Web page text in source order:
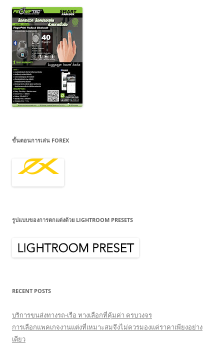
ขั้นตอนการเล่น FOREX
รูปแบบของการตกแต่งด้วย LIGHTROOM PRESETS
RECENT POSTS
บริการขนส่งทางรถ-เรือ ทางเลือกที่คุ้มค่า ครบวงจร
การเลือกแพคเกจงานแต่งที่เหมาะสมจึงไม่ควรมองแค่ราคาเพียงอย่าง
เดียว